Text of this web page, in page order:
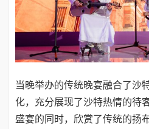
当晚举办的传统晚宴融合了沙
化，充分展现了沙特热情的待
盛宴的同时，欣赏了传统的扬